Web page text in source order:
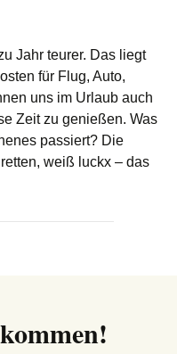
Jahr teurer. Das liegt
für Flug, Auto,
uns im Urlaub auch
Zeit zu genießen. Was
passiert? Die
weiß luckx – das